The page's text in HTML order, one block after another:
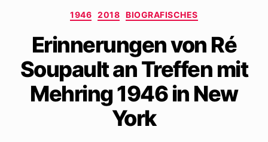
Kategorien
1946 2018 BIOGRAFISCHES
Erinnerungen von Ré
Soupault an Treffen mit
Mehring 1946 in New
York